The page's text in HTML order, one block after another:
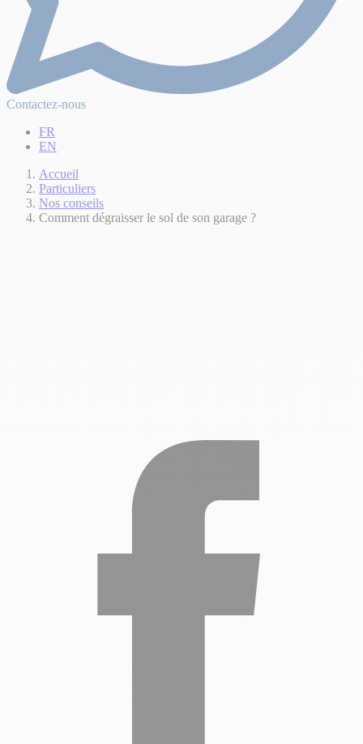
Contactez-nous
FR
EN
Accueil
Particuliers
Nos conseils
Comment dégraisser le sol de son garage ?